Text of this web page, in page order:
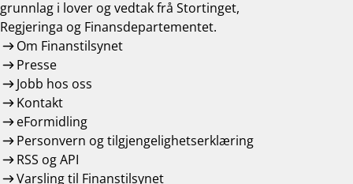
grunnlag i lover og vedtak frå Stortinget,
Regjeringa og Finansdepartementet.
Om Finanstilsynet
Presse
Jobb hos oss
Kontakt
eFormidling
Personvern og tilgjengelighetserklæring
RSS og API
Varsling til Finanstilsynet